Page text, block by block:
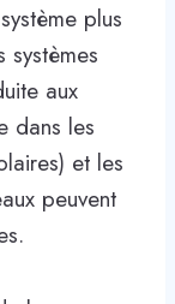
plus
systèmes
aux
dans les
et les
peuvent